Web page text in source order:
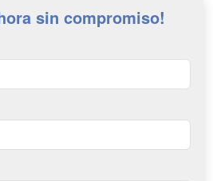
sin compromiso!